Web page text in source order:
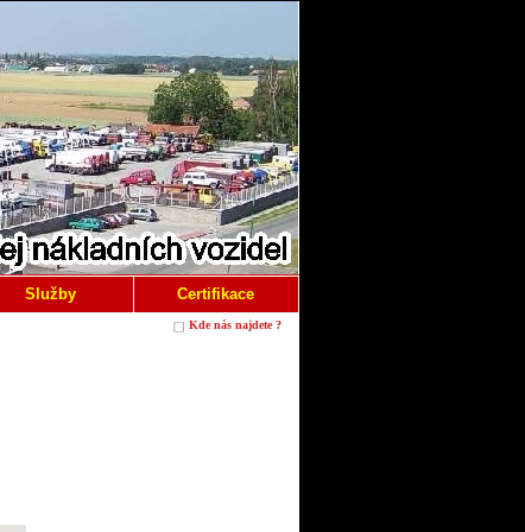
Služby Certifikace
Kde nás najdete ?